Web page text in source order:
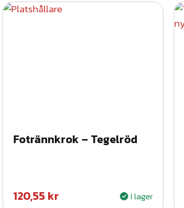
ä
Fotrännkrok – Tegelröd
120,55 kr I lager